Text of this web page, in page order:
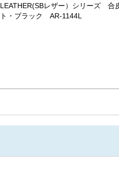
LEATHER(SBレザー）シリーズ 合
ト・ブラック AR-1144L